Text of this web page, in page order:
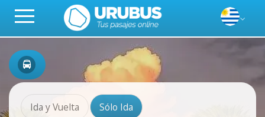
Ida y Vuelta Sólo Ida